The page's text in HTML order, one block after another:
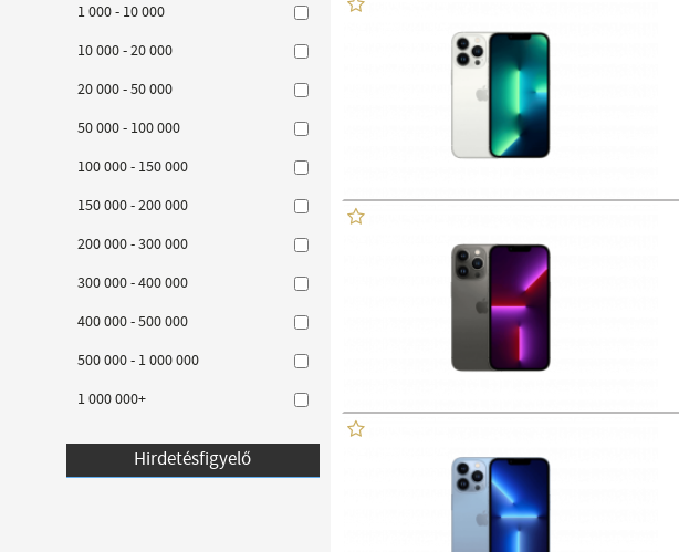
1 000 - 10 000
10 000 - 20 000
20 000 - 50 000
50 000 - 100 000
100 000 - 150 000
150 000 - 200 000
200 000 - 300 000
300 000 - 400 000
400 000 - 500 000
500 000 - 1 000 000
1 000 000+
Hirdetésfigyelő